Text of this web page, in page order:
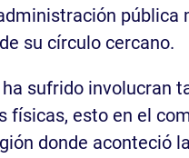
pública
su círculo cercano.
sufrido involucran
físicas, esto en el
donde aconteció